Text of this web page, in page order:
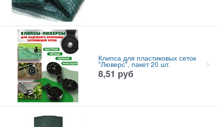
Клипса для пластиковых сеток
"Люверс", пакет 20 шт.
8,51 руб